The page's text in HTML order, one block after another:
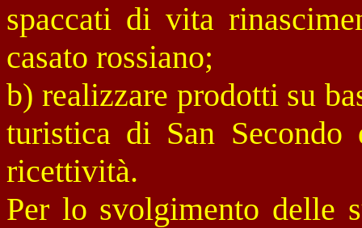
spaccati di vita
casato rossiano;
b) realizzare prodotti su
turistica di San
ricettività.
Per lo svolgimento delle